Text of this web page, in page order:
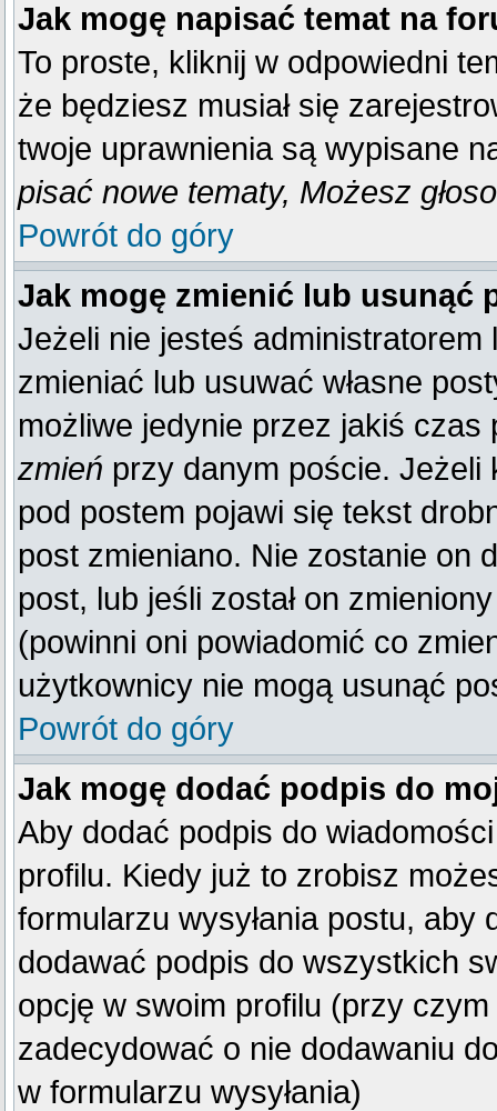
Jak mogę napisać temat na
To proste, kliknij w odpowiedni
że będziesz musiał się
twoje uprawnienia są wypisane
pisać nowe tematy, Możesz
Powrót do góry
Jak mogę zmienić lub usunąć
Jeżeli nie jesteś
zmieniać lub usuwać własne
możliwe jedynie przez jakiś
zmień przy danym poście. Jeżeli
pod postem pojawi się tekst
post zmieniano. Nie zostanie on
post, lub jeśli został on
(powinni oni powiadomić co
użytkownicy nie mogą usunąć
Powrót do góry
Jak mogę dodać podpis do
Aby dodać podpis do
profilu. Kiedy już to zrobisz
formularzu wysyłania postu,
dodawać podpis do wszystkich
opcję w swoim profilu (przy
zadecydować o nie dodawaniu
w formularzu wysyłania)